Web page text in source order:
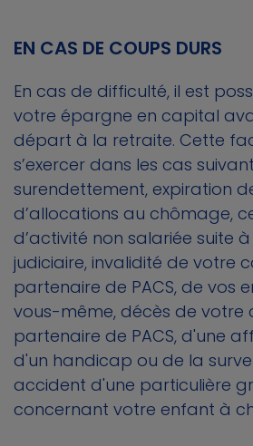
EN CAS DE COUPS DURS
En cas de difficulté, il est
votre épargne en capital
départ à la retraite. Cette
s’exercer dans les cas
surendettement, expiration
d’allocations au chômage,
d’activité non salariée suite
judiciaire, invalidité de votre
partenaire de PACS, de vos
vous-même, décès de votre
partenaire de PACS, d'une
d'un handicap ou de la
accident d'une particulière
concernant votre enfant à